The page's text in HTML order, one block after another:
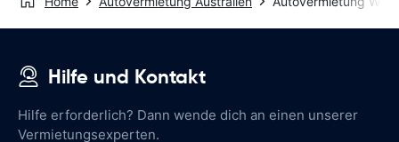
Hilfe und Kontakt
Hilfe erforderlich? Dann wende dich an einen unserer
Vermietungsexperten.